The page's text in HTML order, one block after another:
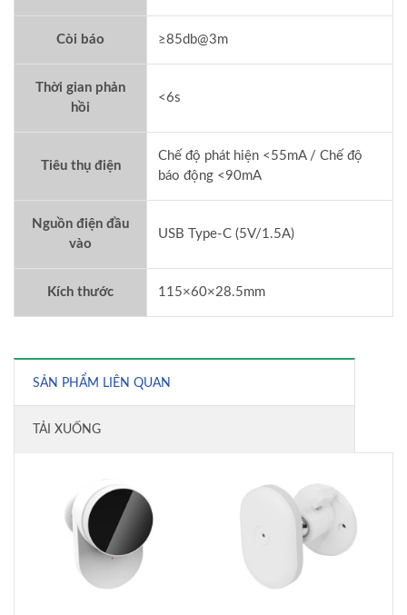
Còi báo ≥85db@3m
Thời gian phản
hồi
<6s
Tiêu thụ điện
Chế độ phát hiện <55mA / Chế độ
báo động <90mA
Nguồn điện đầu
vào
USB Type-C (5V/1.5A)
Kích thước 115×60×28.5mm
SẢN PHẨM LIÊN QUAN
TẢI XUỐNG